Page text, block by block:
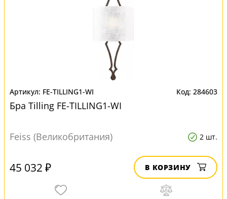
FE-TILLING1-WI 284603
Бра Tilling FE-TILLING1-WI
Feiss (Великобритания) 2 шт.
45 032 ₽ В КОРЗИНУ